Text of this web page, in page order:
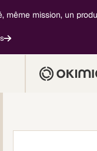
mission, un produit